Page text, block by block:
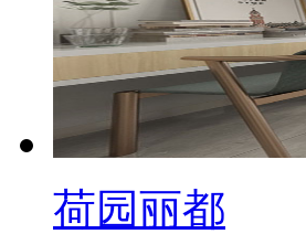
荷园丽都